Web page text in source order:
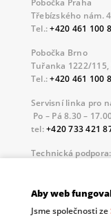
Pobočka Praha
Třebízského nám.
Tel.:+420 461 100
Pobočka Brno
Tuřanka 1222/
Tel.:+420 461 100
Servisní linka pro
Po – Pá 8.30 –
tel:+420 733 421
Technická podpora:
Informace o
The
Aby web
Jsme společnosti ze